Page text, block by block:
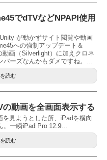
でdTVなどNPAPI使用
が動かずサイト閲覧や動画
への強制アップデート＆
画（Silverlight）に加えクロネ
ーズなんかもダメですね。...
読む
動画を全画面表示する
見ようとした所、iPadを横向
一瞬iPad Pro 12.9...
読む